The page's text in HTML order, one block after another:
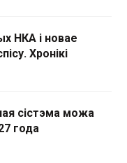
НКА і новае
Хронікі
сістэма можа
года